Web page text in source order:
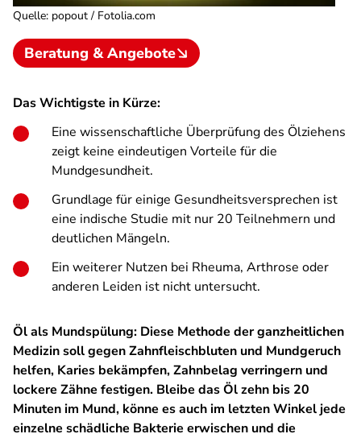
Quelle: popout / Fotolia.com
Beratung & Angebote
Das Wichtigste in Kürze:
Eine wissenschaftliche Überprüfung des Ölziehens
zeigt keine eindeutigen Vorteile für die
Mundgesundheit.
Grundlage für einige Gesundheitsversprechen ist
eine indische Studie mit nur 20 Teilnehmern und
deutlichen Mängeln.
Ein weiterer Nutzen bei Rheuma, Arthrose oder
anderen Leiden ist nicht untersucht.
Öl als Mundspülung: Diese Methode der ganzheitlichen
Medizin soll gegen Zahnfleischbluten und Mundgeruch
helfen, Karies bekämpfen, Zahnbelag verringern und
lockere Zähne festigen. Bleibe das Öl zehn bis 20
Minuten im Mund, könne es auch im letzten Winkel jede
einzelne schädliche Bakterie erwischen und die